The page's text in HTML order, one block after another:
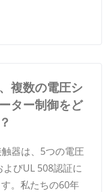
複数の電圧シ
ター制御をど
器は、5つの電圧
よびUL 508認証に
。私たちの60年